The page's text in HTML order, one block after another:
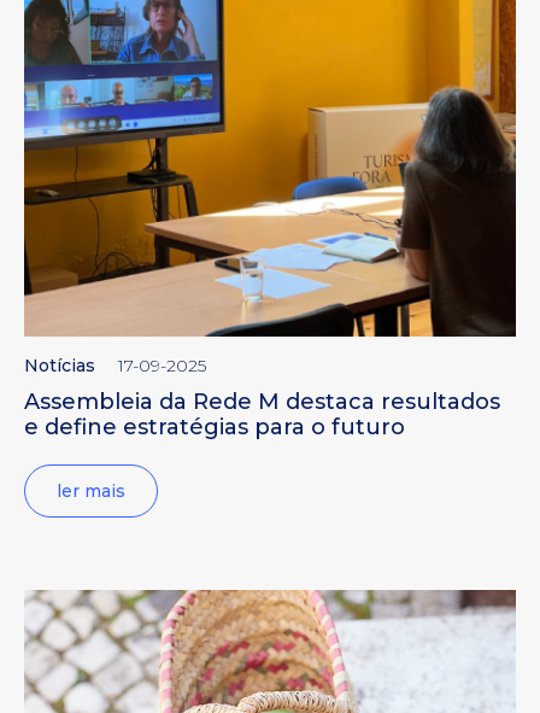
Notícias 17-09-2025
Assembleia da Rede M destaca resultados
e define estratégias para o futuro
ler mais